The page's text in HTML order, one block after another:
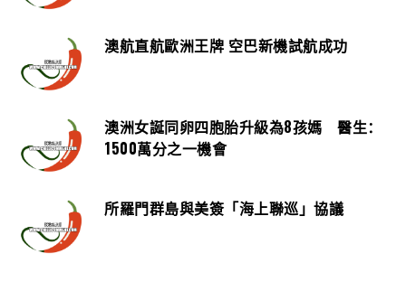
澳航直航歐洲王牌 空巴新機試航成功
澳洲女誕同卵四胞胎升級為8孩媽 醫生：
1500萬分之一機會
所羅門群島與美簽「海上聯巡」協議